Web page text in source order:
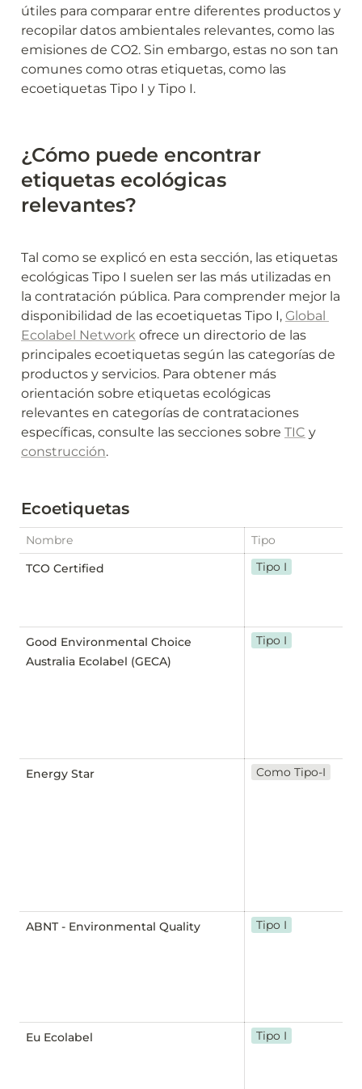
útiles para comparar entre diferentes productos y
recopilar datos ambientales relevantes, como las
emisiones de CO2. Sin embargo, estas no son tan
comunes como otras etiquetas, como las
ecoetiquetas Tipo I y Tipo I.
¿Cómo puede encontrar
etiquetas ecológicas
relevantes?
Tal como se explicó en esta sección, las etiquetas
ecológicas Tipo I suelen ser las más utilizadas en
la contratación pública. Para comprender mejor la
disponibilidad de las ecoetiquetas Tipo I, Global
Ecolabel Network ofrece un directorio de las
principales ecoetiquetas según las categorías de
productos y servicios. Para obtener más
orientación sobre etiquetas ecológicas
relevantes en categorías de contrataciones
específicas, consulte las secciones sobre TIC
construcción.
Ecoetiquetas
Nombre
Tipo
TCO Certified
Tipo I
Good Environmental Choice
Australia Ecolabel (GECA)
Tipo I
Energy Star Como Tipo-I
ABNT - Environmental Quality Tipo I
Eu Ecolabel Tipo I